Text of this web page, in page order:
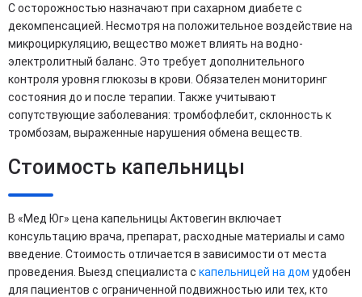
С осторожностью назначают при сахарном диабете с
декомпенсацией. Несмотря на положительное воздействие на
микроциркуляцию, вещество может влиять на водно-
электролитный баланс. Это требует дополнительного
контроля уровня глюкозы в крови. Обязателен мониторинг
состояния до и после терапии. Также учитывают
сопутствующие заболевания: тромбофлебит, склонность к
тромбозам, выраженные нарушения обмена веществ.
Стоимость капельницы
В «Мед Юг» цена капельницы Актовегин включает
консультацию врача, препарат, расходные материалы и само
введение. Стоимость отличается в зависимости от места
проведения. Выезд специалиста с капельницей на дом удобен
для пациентов с ограниченной подвижностью или тех, кто